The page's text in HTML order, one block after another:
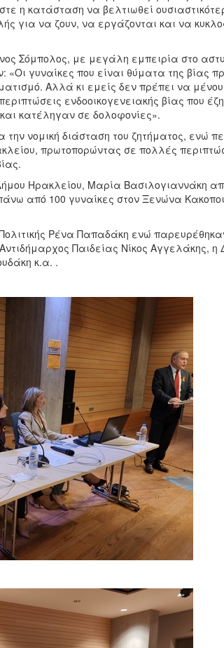
η κατάσταση να βελτιωθεί
για να ζουν, να εργάζονται και να
Σόμπολος, με μεγάλη εμπειρία στο
γυναίκες που είναι θύματα της βίας
Αλλά κι εμείς δεν πρέπει να
ενδοοικογενειακής βίας που
κατέληγαν σε δολοφονίες».
νομική διάσταση του ζητήματος, ενώ
πρωτοπορώντας σε πολλές
Ηρακλείου, Μαρία Βασιλογιαννάκη
από 100 γυναίκες στον Ξενώνα
Ρένα Παπαδάκη ενώ
Παιδείας Νίκος Αγγελάκης, η
κ.α. .